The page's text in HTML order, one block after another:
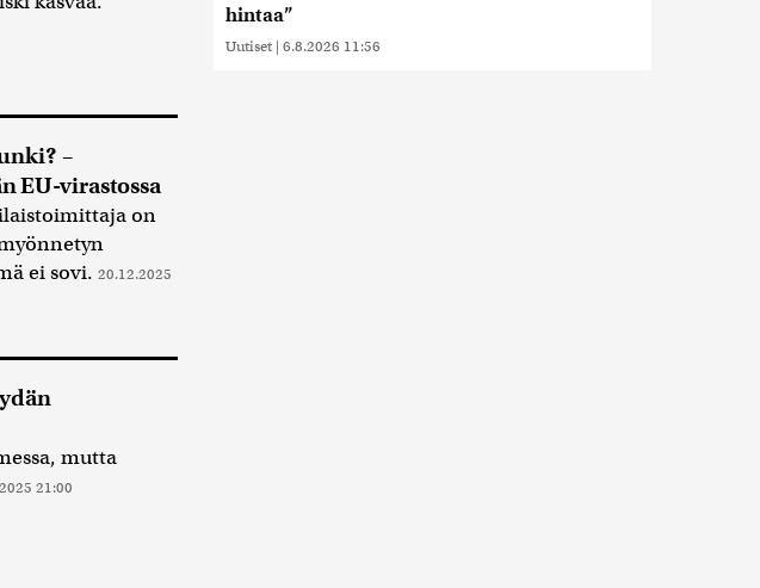
–
EU-virastossa
on
ei sovi. 20.12.2025
mutta
21:00
hintaa”
Uutiset | 6.8.2026 11:56